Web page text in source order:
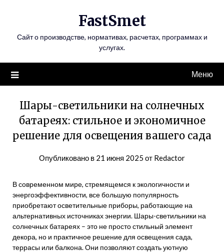
FastSmet
Сайт о производстве, нормативах, расчетах, программах и
услугах.
Меню
Шары-светильники на солнечных
батареях: стильное и экономичное
решение для освещения вашего сада
Опубликовано в 21 июня 2025 от Redactor
В современном мире, стремящемся к экологичности и
энергоэффективности, все большую популярность
приобретают осветительные приборы, работающие на
альтернативных источниках энергии. Шары-светильники на
солнечных батареях – это не просто стильный элемент
декора, но и практичное решение для освещения сада,
террасы или балкона. Они позволяют создать уютную